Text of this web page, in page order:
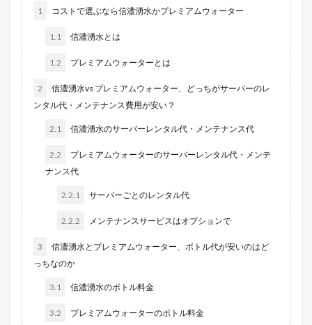
1 コストで選ぶなら信濃湧水かプレミアムウォーター
1.1 信濃湧水とは
1.2 プレミアムウォーターとは
2
信濃湧水vs プレミアムウォーター、どっちがサーバーのレ
ンタル代・メンテナンス費用が安い？
2.1 信濃湧水のサーバーレンタル代・メンテナンス代
2.2
プレミアムウォーターのサーバーレンタル代・メンテ
ナンス代
2.2.1 サーバーごとのレンタル代
2.2.2 メンテナンスサービスはオプションで
3
信濃湧水とプレミアムウォーター、ボトル代が安いのはど
っちなのか
3.1 信濃湧水のボトル料金
3.2 プレミアムウォーターのボトル料金